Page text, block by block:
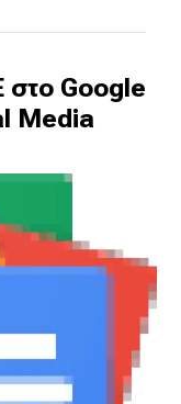
στο Google
Media